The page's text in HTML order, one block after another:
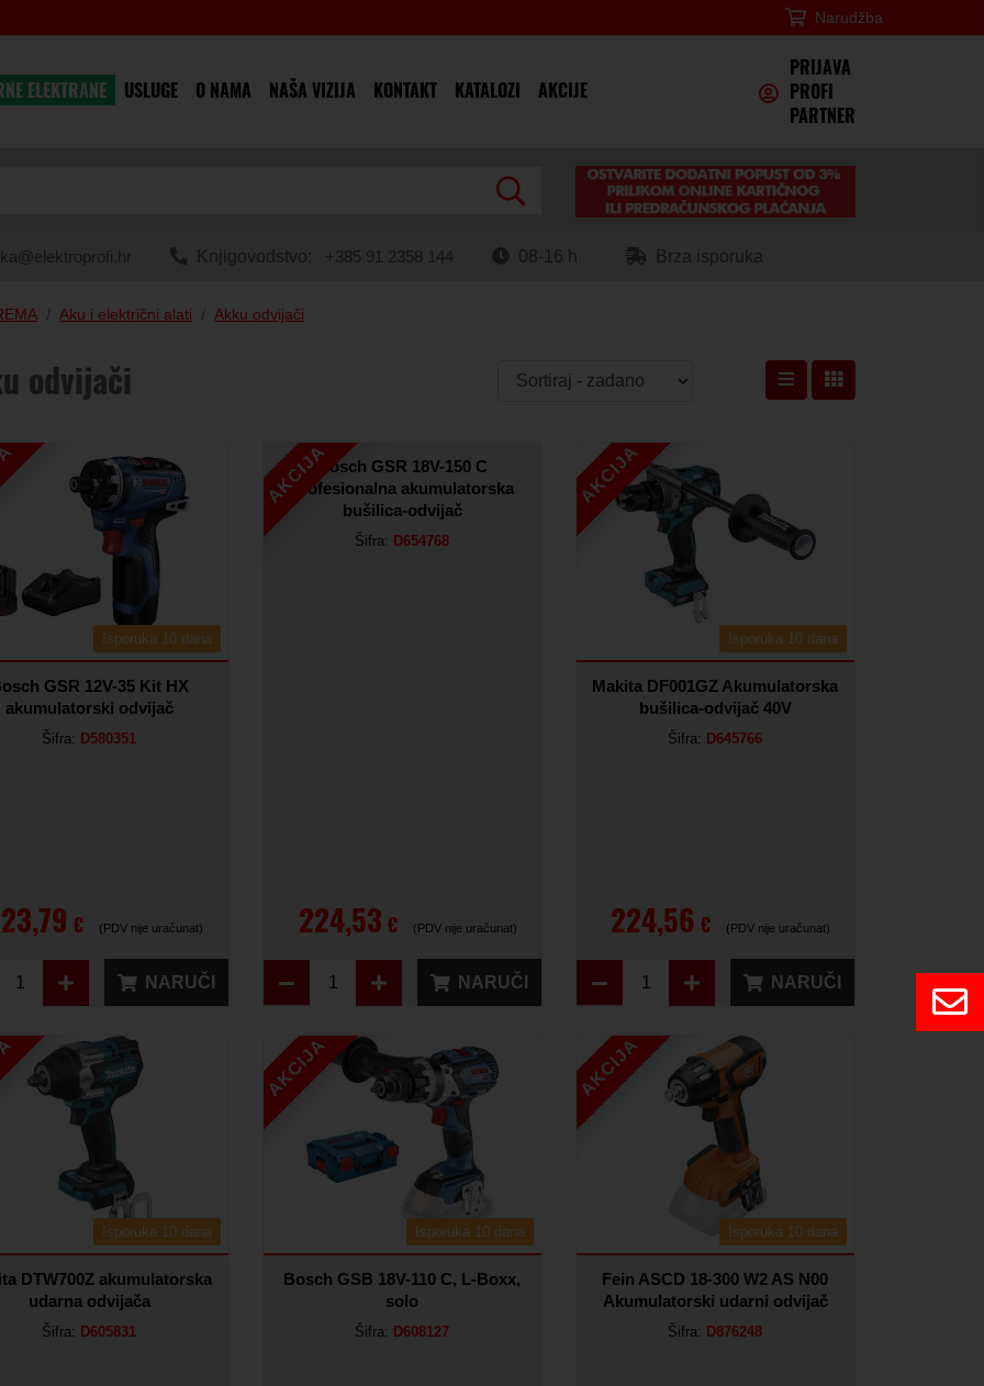
×
Narudžba
ELEKTRANE USLUGE O NAMA NAŠA VIZIJA KONTAKT KATALOZI AKCIJE
PRIJAVA
PROFI
PARTNER
Knjigovodstvo: +385 91 2358 144 08-16 h Brza isporuka
Aku i električni alati Akku odvijači
odvijači
Isporuka 10 dana
GSR 12V-35 Kit HX
akumulatorski odvijač
Šifra: D580351
€ (PDV nije uračunat)
NARUČI
AKCIJABosch GSR 18V-150 C
Profesionalna akumulatorska
bušilica-odvijač
Šifra: D654768
224,53 € (PDV nije uračunat)
NARUČI
AKCIJA
Isporuka 10 dana
Makita DF001GZ Akumulatorska
bušilica-odvijač 40V
Šifra: D645766
224,56 € (PDV nije uračunat)
NARUČI
Isporuka 10 dana
DTW700Z akumulatorska
udarna odvijača
Šifra: D605831
AKCIJA
Isporuka 10 dana
Bosch GSB 18V-110 C, L-Boxx,
solo
Šifra: D608127
AKCIJA
Isporuka 10 dana
Fein ASCD 18-300 W2 AS N00
Akumulatorski udarni odvijač
Šifra: D876248